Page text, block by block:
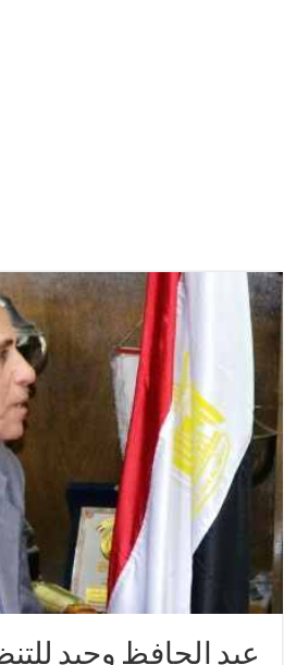
عبد الحافظ وحيد